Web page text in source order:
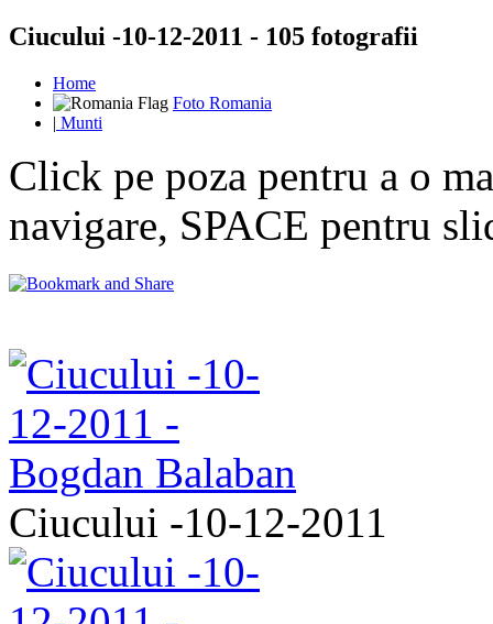
Ciucului -10-12-2011 - 105 fotografii
Home
Foto Romania
| Munti
Click pe poza pentru a o
navigare, SPACE pentru
Ciucului -10-12-2011